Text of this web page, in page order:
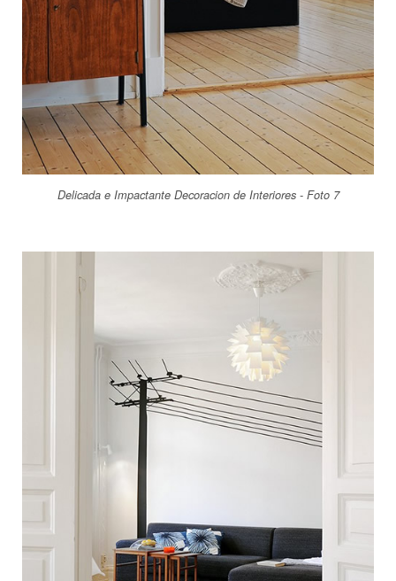
Delicada e Impactante Decoracion de Interiores - Foto 7